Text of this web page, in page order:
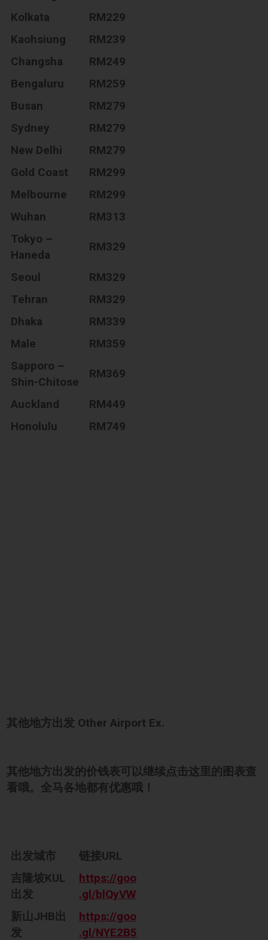
Kolkata
RM229
Kaohsiung
RM239
Changsha
RM249
Bengaluru
RM259
Busan
RM279
Sydney
RM279
New Delhi
RM279
Gold Coast
RM299
Melbourne
RM299
Wuhan
RM313
Tokyo –
Haneda
RM329
Seoul
RM329
Tehran
RM329
Dhaka
RM339
Male
RM359
Sapporo –
Shin-Chitose
RM369
Auckland
RM449
Honolulu
RM749
其他地方出发 Other Airport Ex.
其他地方出发的价钱表可以继续点击这里的图表查
看哦。全马各地都有优惠哦！
出发城市
链接URL
吉隆坡KUL
出发
https://goo
.gl/blQyVW
新山JHB出
发
https://goo
.gl/NYE2B5